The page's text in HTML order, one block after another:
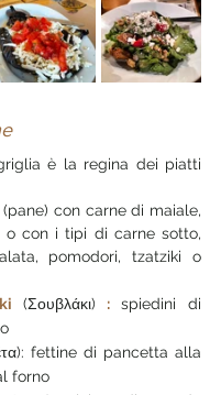
è la regina dei piatti
con carne di maiale,
o con i tipi di carne sotto,
pomodori, tzatziki o
(Σουβλάκι) : spiedini di
: fettine di pancetta alla
forno